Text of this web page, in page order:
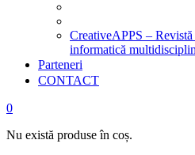
CreativeAPPS – Revistă
informatică
Parteneri
CONTACT
0
Nu există produse în coș.